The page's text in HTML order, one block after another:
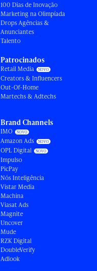
100 Dias de Inovação
Marketing na Olimpíada
Drops Agências &
Anunciantes
Talento
Patrocinados
Retail Media
Creators & Influencers
Out-Of-Home
Martechs & Adtechs
Brand Channels
IMO
Amazon Ads
OPL Digital
Impulso
PicPay
Nós Inteligência
Vistar Media
Machina
Viasat Ads
Magnite
Uncover
Mude
RZK Digital
DoubleVerify
Adlook